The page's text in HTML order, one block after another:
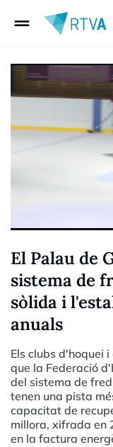
drag_handle
El Palau de
sistema de
sòlida i
anuals
Els clubs d'hoquei
que la Federació
del sistema de
tenen una pista
capacitat de
millora, xifrada en
en la factura